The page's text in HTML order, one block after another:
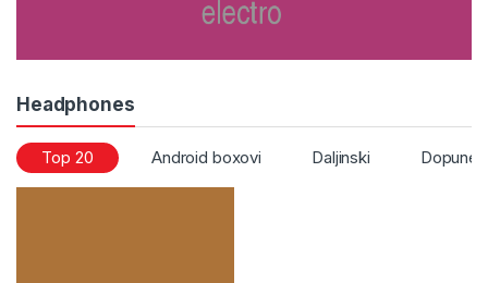
Headphones
Top 20 Android boxovi Daljinski Dopune